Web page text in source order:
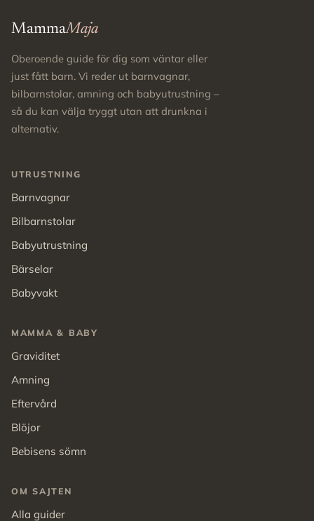
MammaMaja
Oberoende guide för dig som väntar eller
just fått barn. Vi reder ut barnvagnar,
bilbarnstolar, amning och babyutrustning –
så du kan välja tryggt utan att drunkna i
alternativ.
UTRUSTNING
Barnvagnar
Bilbarnstolar
Babyutrustning
Bärselar
Babyvakt
MAMMA & BABY
Graviditet
Amning
Eftervård
Blöjor
Bebisens sömn
OM SAJTEN
Alla guider